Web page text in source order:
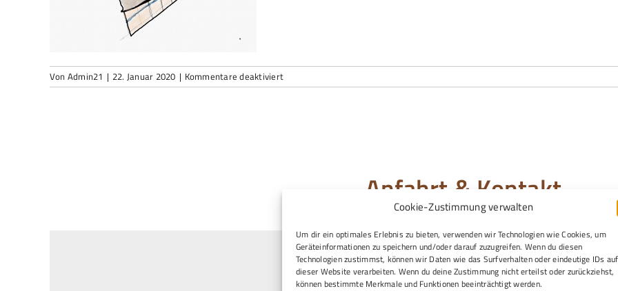
Cookie-Zustimmung verwalten
Um dir ein optimales Erlebnis zu bieten, verwenden wir Technologien wie Cookies, um
Geräteinformationen zu speichern und/oder darauf zuzugreifen. Wenn du diesen
Technologien zustimmst, können wir Daten wie das Surfverhalten oder eindeutige IDs auf
dieser Website verarbeiten. Wenn du deine Zustimmung nicht erteilst oder zurückziehst,
können bestimmte Merkmale und Funktionen beeinträchtigt werden.
Von Admin21 | 22. Januar 2020 | Kommentare deaktiviertfür
WhatsApp
Anfahrt & Kontakt